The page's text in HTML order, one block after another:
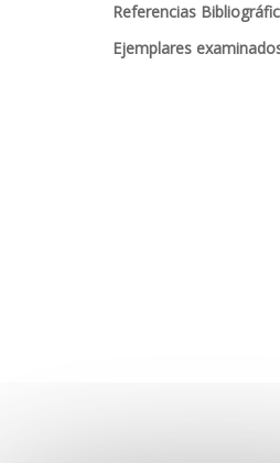
Referencias
Ejemplares